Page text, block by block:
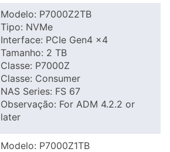
Modelo: P7000Z2TB
Tipo: NVMe
Interface: PCIe Gen4 x4
Tamanho: 2 TB
Classe: P7000Z
Classe: Consumer
NAS Series: FS 67
Observação: For ADM 4.2.2 or
later
Modelo: P7000Z1TB